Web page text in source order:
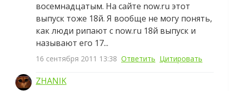
восемнадцатым. На сайте now.ru этот
выпуск тоже 18й. Я вообще не могу понять,
как люди рипают с now.ru 18й выпуск и
называют его 17...
16 сентября 2011 13:38 Ответить Цитировать
ZHANIK